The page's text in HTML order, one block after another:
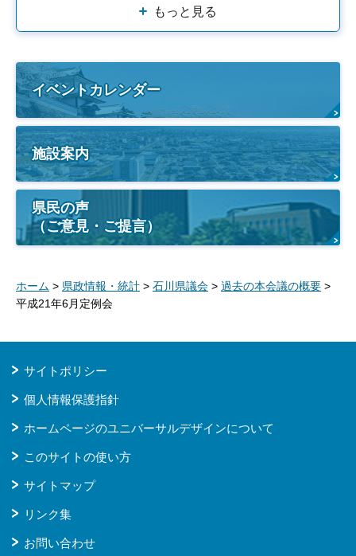
もっと見る
イベントカレンダー
施設案内
県民の声
（ご意見・ご提言）
ホーム > 県政情報・統計 > 石川県議会 > 過去の本会議の概要 >
平成21年6月定例会
サイトポリシー
個人情報保護指針
ホームページのユニバーサルデザインについて
このサイトの使い方
サイトマップ
リンク集
お問い合わせ